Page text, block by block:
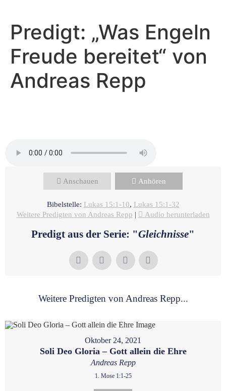
Predigt: „Was Engeln
Freude bereitet“ von
Andreas Repp
Anschauen Anhören
Bibelstelle: Lukas 15:1-10, Lukas 15:1-32
Weitere Predigten von Andreas Repp | Audio herunterladen
Predigt aus der Serie: "Gleichnisse"
Weitere Predigten von Andreas Repp...
Oktober 24, 2021
Soli Deo Gloria – Gott allein die Ehre
Andreas Repp
1. Mose 1:1-25